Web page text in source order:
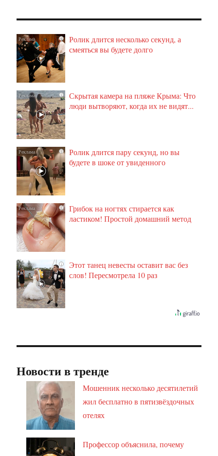
i
Ролик длится несколько секунд, а
смеяться вы будете долго
i
Скрытая камера на пляже Крыма: Что
люди вытворяют, когда их не видят...
i
Ролик длится пару секунд, но вы
будете в шоке от увиденного
i
Грибок на ногтях стирается как
ластиком! Простой домашний метод
i
Этот танец невесты оставит вас без
слов! Пересмотрела 10 раз
Новости в тренде
Мошенник несколько десятилетий
жил бесплатно в пятизвёздочных
отелях
Профессор объяснила, почему